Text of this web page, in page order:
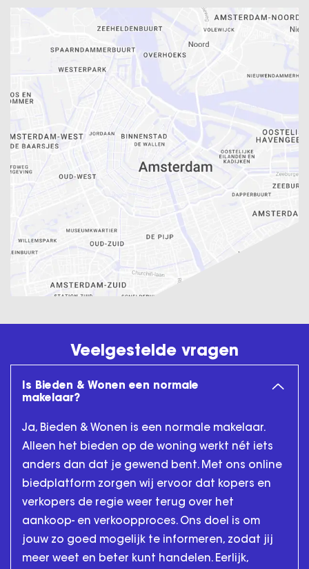
Veelgestelde vragen
Is Bieden & Wonen een normale
makelaar?
Ja, Bieden & Wonen is een normale makelaar.
Alleen het bieden op de woning werkt nét iets
anders dan dat je gewend bent. Met ons online
biedplatform zorgen wij ervoor dat kopers en
verkopers de regie weer terug over het
aankoop- en verkoopproces. Ons doel is om
jouw zo goed mogelijk te informeren, zodat jij
meer weet en beter kunt handelen. Eerlijk,